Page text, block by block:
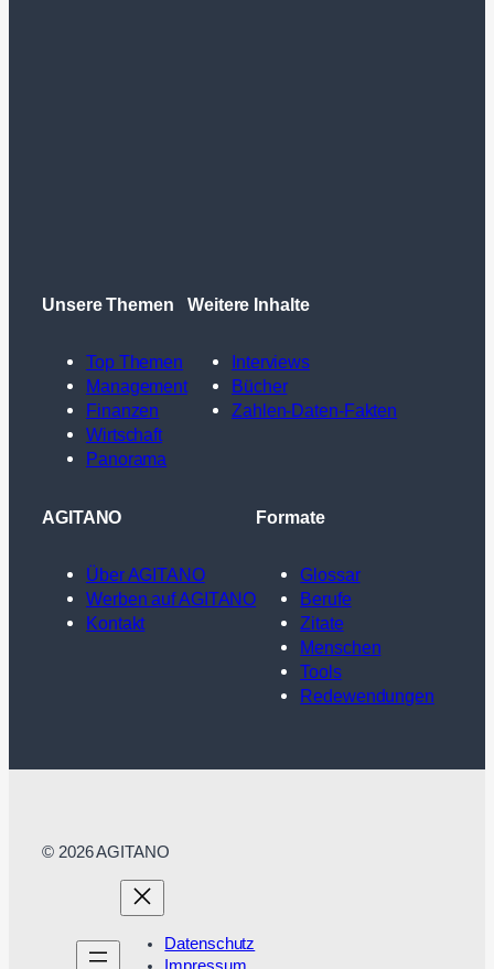
Unsere Themen
Top Themen
Management
Finanzen
Wirtschaft
Panorama
Weitere Inhalte
Interviews
Bücher
Zahlen-Daten-Fakten
AGITANO
Über AGITANO
Werben auf AGITANO
Kontakt
Formate
Glossar
Berufe
Zitate
Menschen
Tools
Redewendungen
© 2026 AGITANO
Datenschutz
Impressum